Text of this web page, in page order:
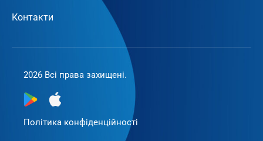
Контакти
2026 Всі права захищені.
Політика конфіденційності